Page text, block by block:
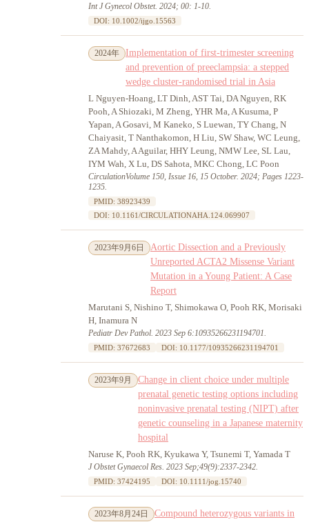
Int J Gynecol Obstet. 2024; 00: 1-10.
DOI: 10.1002/ijgo.15563
2024年
Implementation of first-trimester screening
and prevention of preeclampsia: a stepped
wedge cluster-randomised trial in Asia
L Nguyen-Hoang, LT Dinh, AST Tai, DA Nguyen, RK
Pooh, A Shiozaki, M Zheng, YHR Ma, A Kusuma, P
Yapan, A Gosavi, M Kaneko, S Luewan, TY Chang, N
Chaiyasit, T Nanthakomon, H Liu, SW Shaw, WC Leung,
ZA Mahdy, A Aguilar, HHY Leung, NMW Lee, SL Lau,
IYM Wah, X Lu, DS Sahota, MKC Chong, LC Poon
CirculationVolume 150, Issue 16, 15 October. 2024; Pages 1223-
1235.
PMID: 38923439
DOI: 10.1161/CIRCULATIONAHA.124.069907
2023年9月6日
Aortic Dissection and a Previously
Unreported ACTA2 Missense Variant
Mutation in a Young Patient: A Case
Report
Marutani S, Nishino T, Shimokawa O, Pooh RK, Morisaki
H, Inamura N
Pediatr Dev Pathol. 2023 Sep 6:10935266231194701.
PMID: 37672683 DOI: 10.1177/10935266231194701
2023年9月
Change in client choice under multiple
prenatal genetic testing options including
noninvasive prenatal testing (NIPT) after
genetic counseling in a Japanese maternity
hospital
Naruse K, Pooh RK, Kyukawa Y, Tsunemi T, Yamada T
J Obstet Gynaecol Res. 2023 Sep;49(9):2337-2342.
PMID: 37424195 DOI: 10.1111/jog.15740
2023年8月24日
Compound heterozygous variants in